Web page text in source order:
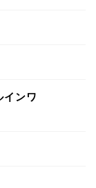
ンワ